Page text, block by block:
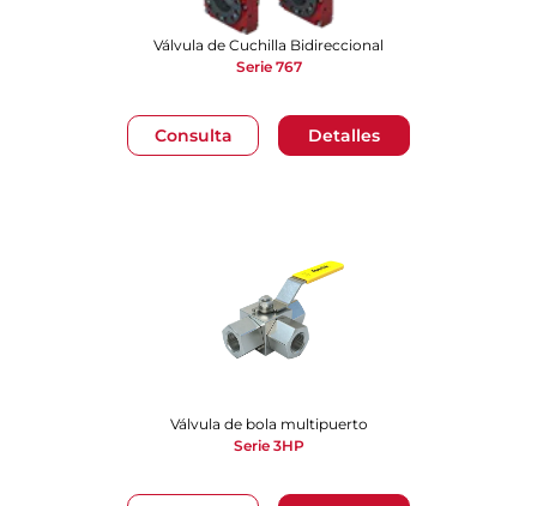
Consulta Detalles
Válvula de Cuchilla Bidireccional
Serie 767
Válvula de bola multipuerto
Serie 3HP